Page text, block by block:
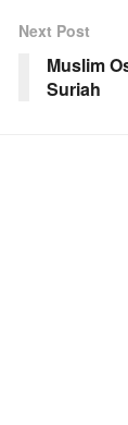
Next Post
Muslim
Suriah